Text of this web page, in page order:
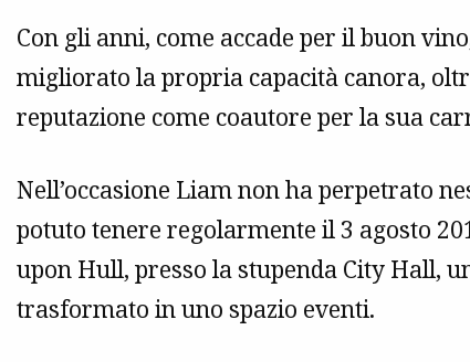
Con gli anni, come accade per il buon
migliorato la propria capacità canora,
reputazione come coautore per la sua
Nell’occasione Liam non ha perpetrato
potuto tenere regolarmente il 3 agosto
upon Hull, presso la stupenda City Hall,
trasformato in uno spazio eventi.